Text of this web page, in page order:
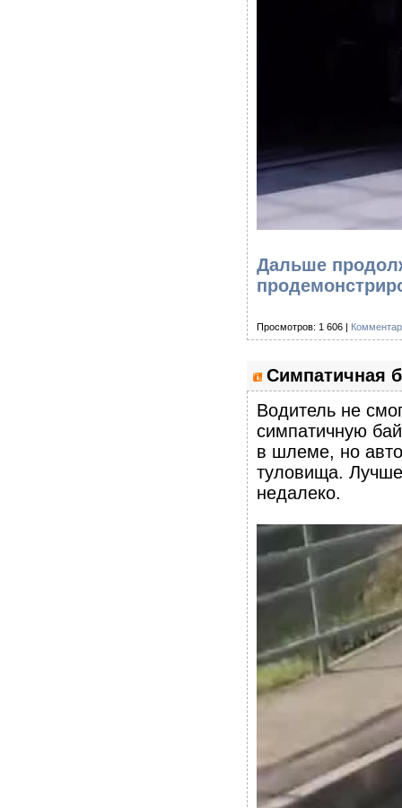
Дальше
Просмотров: 1 606 |
Симпатичная
Водитель не
симпатичную
в шлеме, но
туловища.
недалеко.